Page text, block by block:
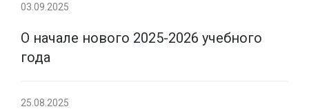
03.09.2025
О начале нового 2025-2026 учебного
года
25.08.2025